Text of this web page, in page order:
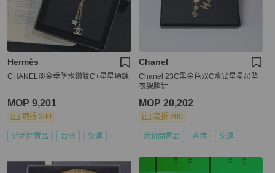
Hermès
CHANEL淡金垂墜水鑽雙C+星星項鍊
MOP 9,201
現折 200
近新閒置品 台灣 免運
Chanel
Chanel 23C黑金色双C水钻星星吊坠
衣架胸针
MOP 20,202
現折 200
近新閒置品 香港 免運